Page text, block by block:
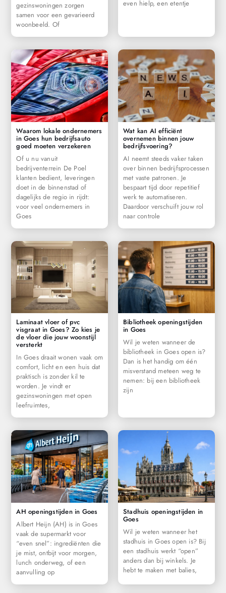
gezinswoningen zorgen
samen voor een gevarieerd
woonbeeld. Of
even hielp, een etentje
Waarom lokale ondernemers
in Goes hun bedrijfsauto
goed moeten verzekeren
Of u nu vanuit
bedrijventerrein De Poel
klanten bedient, leveringen
doet in de binnenstad of
dagelijks de regio in rijdt:
voor veel ondernemers in
Goes
Wat kan AI efficiënt
overnemen binnen jouw
bedrijfsvoering?
AI neemt steeds vaker taken
over binnen bedrijfsprocessen
met vaste patronen. Je
bespaart tijd door repetitief
werk te automatiseren.
Daardoor verschuift jouw rol
naar controle
Laminaat vloer of pvc
visgraat in Goes? Zo kies je
de vloer die jouw woonstijl
versterkt
In Goes draait wonen vaak om
comfort, licht en een huis dat
praktisch is zonder kil te
worden. Je vindt er
gezinswoningen met open
leefruimtes,
Bibliotheek openingstijden
in Goes
Wil je weten wanneer de
bibliotheek in Goes open is?
Dan is het handig om één
misverstand meteen weg te
nemen: bij een bibliotheek
zijn
AH openingstijden in Goes
Albert Heijn (AH) is in Goes
vaak de supermarkt voor
“even snel”: ingrediënten die
je mist, ontbijt voor morgen,
lunch onderweg, of een
aanvulling op
Stadhuis openingstijden in
Goes
Wil je weten wanneer het
stadhuis in Goes open is? Bij
een stadhuis werkt “open”
anders dan bij winkels. Je
hebt te maken met balies,